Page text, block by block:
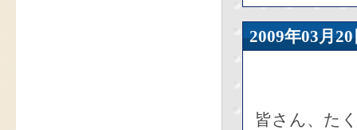
2009年03
皆さん、た